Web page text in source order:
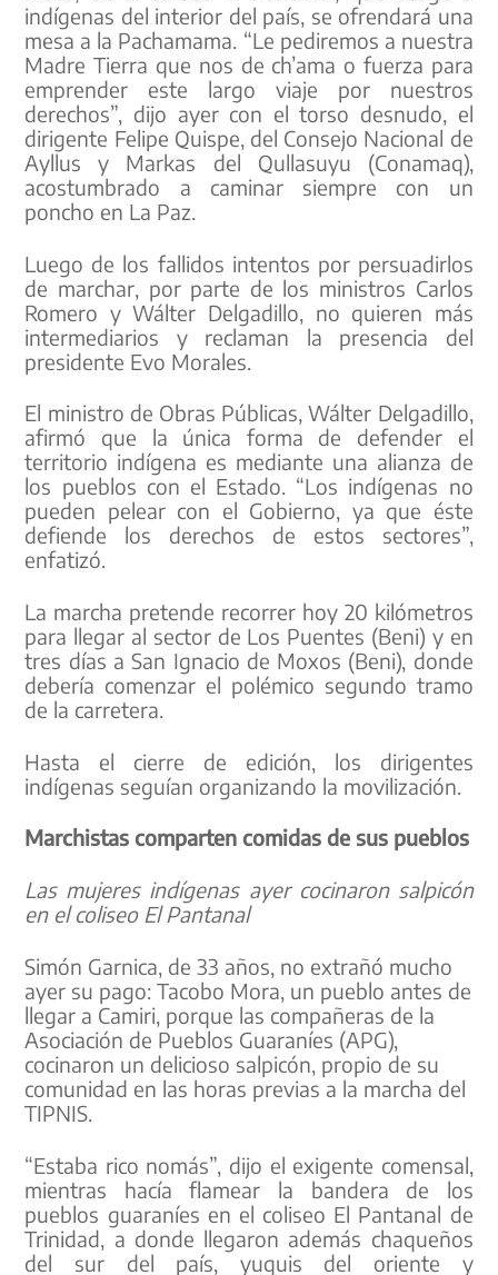
indígenas del interior del país, se ofrendará una
mesa a la Pachamama. “Le pediremos a nuestra
Madre Tierra que nos de ch’ama o fuerza para
emprender este largo viaje por nuestros
derechos”, dijo ayer con el torso desnudo, el
dirigente Felipe Quispe, del Consejo Nacional de
Ayllus y Markas del Qullasuyu (Conamaq),
acostumbrado a caminar siempre con un
poncho en La Paz.
Luego de los fallidos intentos por persuadirlos
de marchar, por parte de los ministros Carlos
Romero y Wálter Delgadillo, no quieren más
intermediarios y reclaman la presencia del
presidente Evo Morales.
El ministro de Obras Públicas, Wálter Delgadillo,
afirmó que la única forma de defender el
territorio indígena es mediante una alianza de
los pueblos con el Estado. “Los indígenas no
pueden pelear con el Gobierno, ya que éste
defiende los derechos de estos sectores”,
enfatizó.
La marcha pretende recorrer hoy 20 kilómetros
para llegar al sector de Los Puentes (Beni) y en
tres días a San Ignacio de Moxos (Beni), donde
debería comenzar el polémico segundo tramo
de la carretera.
Hasta el cierre de edición, los dirigentes
indígenas seguían organizando la movilización.
Marchistas comparten comidas de sus pueblos
Las mujeres indígenas ayer cocinaron salpicón
en el coliseo El Pantanal
Simón Garnica, de 33 años, no extrañó mucho
ayer su pago: Tacobo Mora, un pueblo antes de
llegar a Camiri, porque las compañeras de la
Asociación de Pueblos Guaraníes (APG),
cocinaron un delicioso salpicón, propio de su
comunidad en las horas previas a la marcha del
TIPNIS.
“Estaba rico nomás”, dijo el exigente comensal,
mientras hacía flamear la bandera de los
pueblos guaraníes en el coliseo El Pantanal de
Trinidad, a donde llegaron además chaqueños
del sur del país, yuquis del oriente y